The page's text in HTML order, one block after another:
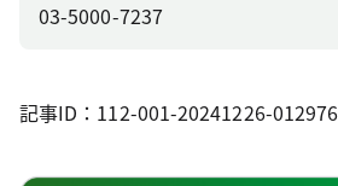
03-5000-7237
記事ID：112-001-20241226-012976